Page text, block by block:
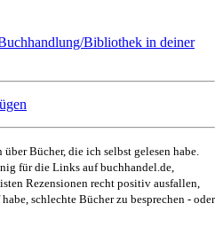
Bibliothek in deiner
Bücher, die ich selbst gelesen habe.
für die Links auf buchhandel.de,
Rezensionen recht positiv ausfallen,
schlechte Bücher zu besprechen - oder